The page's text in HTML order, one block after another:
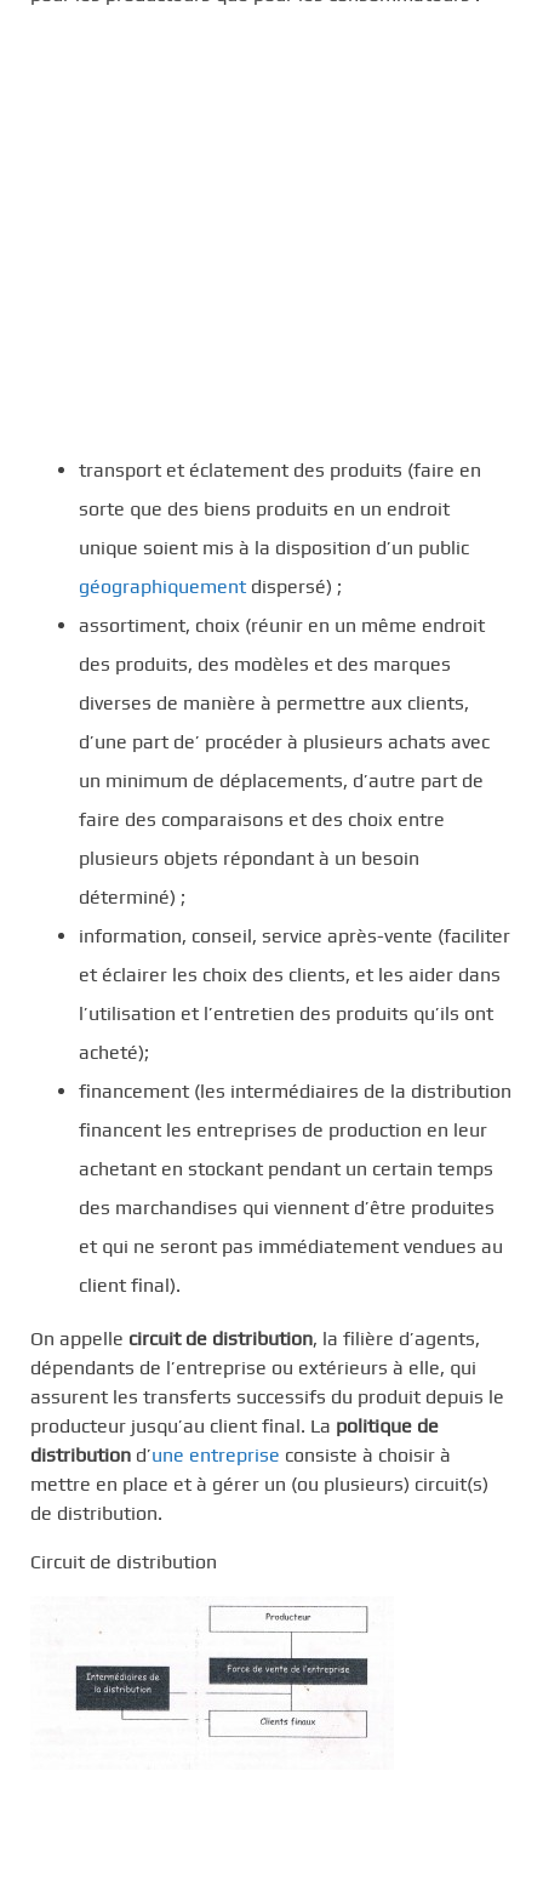
transport et éclatement des produits (faire en
sorte que des biens produits en un endroit
unique soient mis à la disposition d’un public
géographiquement dispersé) ;
assortiment, choix (réunir en un même endroit
des produits, des modèles et des marques
diverses de manière à permettre aux clients,
d’une part de’ procéder à plusieurs achats avec
un minimum de déplacements, d’autre part de
faire des comparaisons et des choix entre
plusieurs objets répondant à un besoin
déterminé) ;
information, conseil, service après-vente (faciliter
et éclairer les choix des clients, et les aider dans
l’utilisation et l’entretien des produits qu’ils ont
acheté);
financement (les intermédiaires de la distribution
financent les entreprises de production en leur
achetant en stockant pendant un certain temps
des marchandises qui viennent d’être produites
et qui ne seront pas immédiatement vendues au
client final).
On appelle circuit de distribution, la filière d’agents,
dépendants de l’entreprise ou extérieurs à elle, qui
assurent les transferts successifs du produit depuis le
producteur jusqu’au client final. La politique de
distribution d’une entreprise consiste à choisir à
mettre en place et à gérer un (ou plusieurs) circuit(s)
de distribution.
Circuit de distribution